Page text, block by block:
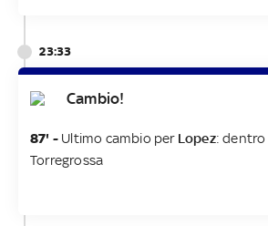
23:33
Cambio!
87' - Ultimo cambio per Lopez: dentro
Torregrossa